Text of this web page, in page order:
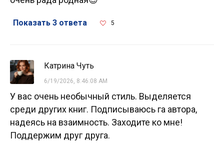
Показать 3 ответа 5
Катрина Чуть
6/19/2026, 8:46:08 AM
У вас очень необычный стиль. Выделяется
среди других книг. Подписываюсь га автора,
надеясь на взаимность. Заходите ко мне!
Поддержим друг друга.